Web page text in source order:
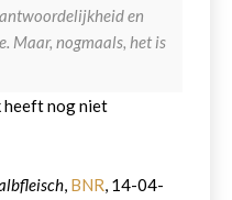
en
Maar, nogmaals, het is
heeft nog niet
, BNR, 14-04-